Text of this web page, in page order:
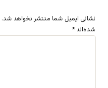
نشانی ایمیل شما منتشر نخواهد شد.
شده‌اند *